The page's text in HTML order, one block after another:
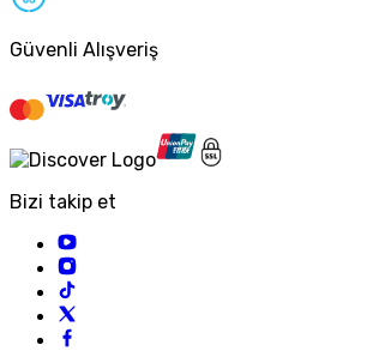
Güvenli Alışveriş
Bizi takip et